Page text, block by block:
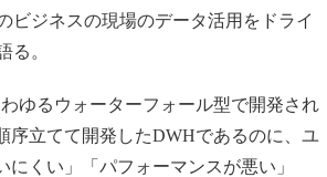
ビジネスの現場のデータ活用をドライ
る。
ゆるウォーターフォール型で開発され
序立てて開発したDWHであるのに、ユ
くい」「パフォーマンスが悪い」